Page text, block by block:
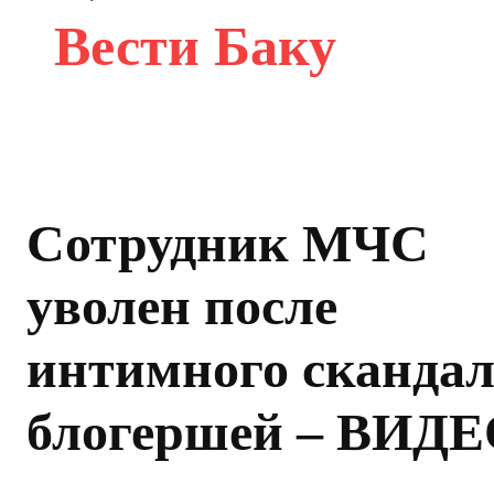
Вести Баку
Сотрудник МЧС
уволен после
интимного
блогершей –